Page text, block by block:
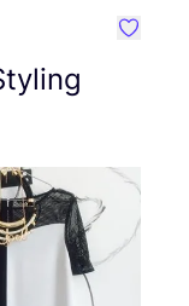
Favorit